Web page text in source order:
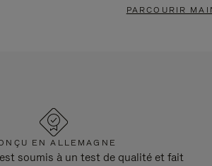
PARCOURIR
EN ALLEMAGNE
soumis à un test de qualité et fait